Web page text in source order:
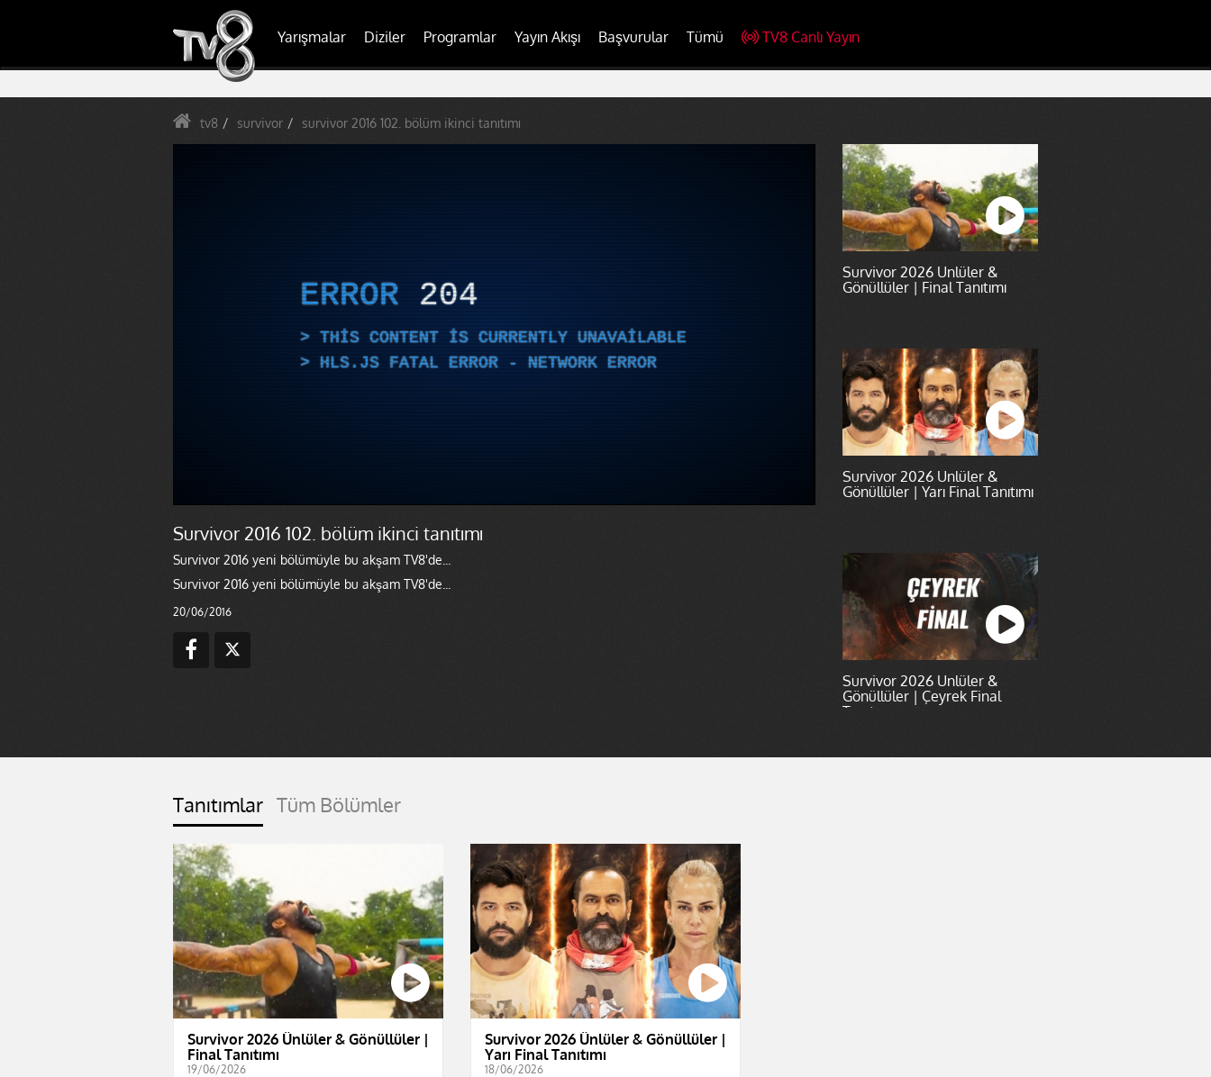
Yarışmalar Diziler Programlar Yayın Akışı Başvurular Tümü TV8 Canlı Yayın
tv8 survivor survivor 2016 102. bölüm ikinci tanıtımı
ERROR 204
THIS CONTENT IS CURRENTLY UNAVAILABLE
HLS.JS FATAL ERROR - NETWORK ERROR
Survivor 2016 102. bölüm ikinci tanıtımı
Survivor 2016 yeni bölümüyle bu akşam TV8'de...
Survivor 2016 yeni bölümüyle bu akşam TV8'de...
20/06/2016
Survivor 2026 Ünlüler &
Gönüllüler | Final Tanıtımı
Survivor 2026 Ünlüler &
Gönüllüler | Yarı Final Tanıtımı
Survivor 2026 Ünlüler &
Gönüllüler | Çeyrek Final
Tanıtımı
Tanıtımlar Tüm Bölümler
Survivor 2026 Ünlüler & Gönüllüler |
Final Tanıtımı
19/06/2026
Survivor 2026 Ünlüler & Gönüllüler |
Yarı Final Tanıtımı
18/06/2026